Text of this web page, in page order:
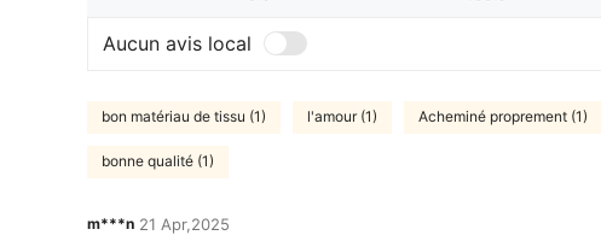
Aucun avis local
bon matériau de tissu (1) l'amour (1) Acheminé proprement (1)
bonne qualité (1)
m***n 21 Apr,2025